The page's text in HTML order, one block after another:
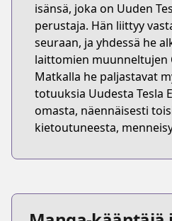
isänsä, joka on Uuden
perustaja. Hän liittyy
seuraan, ja yhdessä he
laittomien muunneltujen
Matkalla he paljastavat
totuuksia Uudesta Tesla
omasta, näennäisesti
kietoutuneesta,